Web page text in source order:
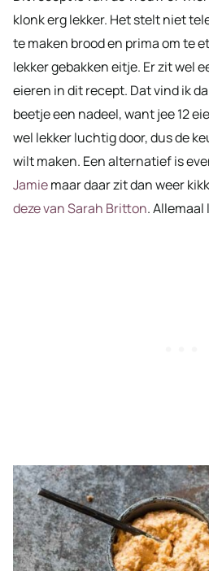
klonk erg lekker. Het stelt niet
te maken brood en prima om te
lekker gebakken eitje. Er zit wel
eieren in dit recept. Dat vind ik
beetje een nadeel, want jee 12
wel lekker luchtig door, dus de
wilt maken. Een alternatief is
Jamiemaar daar zit dan weer
deze van Sarah Britton. Allemaal